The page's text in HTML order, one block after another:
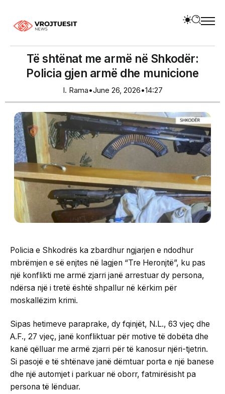
Të shtënat me armë në Shkodër:
Policia gjen armë dhe municione
I. Rama•June 26, 2026•14:27
Policia e Shkodrës ka zbardhur ngjarjen e ndodhur
mbrëmjen e së enjtes në lagjen “Tre Heronjtë”, ku pas
një konflikti me armë zjarri janë arrestuar dy persona,
ndërsa një i tretë është shpallur në kërkim për
moskallëzim krimi.
Sipas hetimeve paraprake, dy fqinjët, N.L., 63 vjeç dhe
A.F., 27 vjeç, janë konfliktuar për motive të dobëta dhe
kanë qëlluar me armë zjarri për të kanosur njëri-tjetrin.
Si pasojë e të shtënave janë dëmtuar porta e një banese
dhe një automjet i parkuar në oborr, fatmirësisht pa
persona të lënduar.